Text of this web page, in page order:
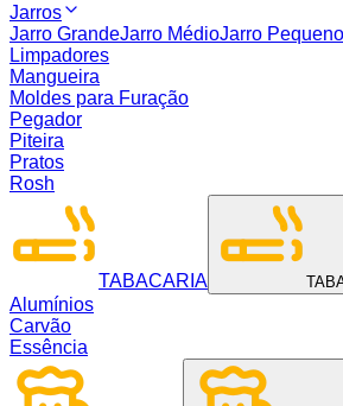
Jarros
Jarro GrandeJarro MédioJarro Pequeno
Limpadores
Mangueira
Moldes para Furação
Pegador
Piteira
Pratos
Rosh
TABACARIA
Alumínios
Carvão
Essência